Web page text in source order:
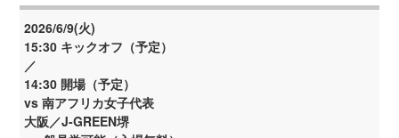
2026/6/9(火)
15:30 キックオフ（予定）
／
14:30 開場（予定）
vs 南アフリカ女子代表
大阪／J-GREEN堺